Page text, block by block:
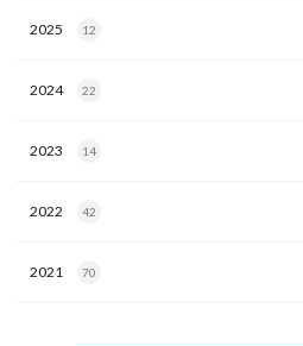
2025 12
2024 22
2023 14
2022 42
2021 70